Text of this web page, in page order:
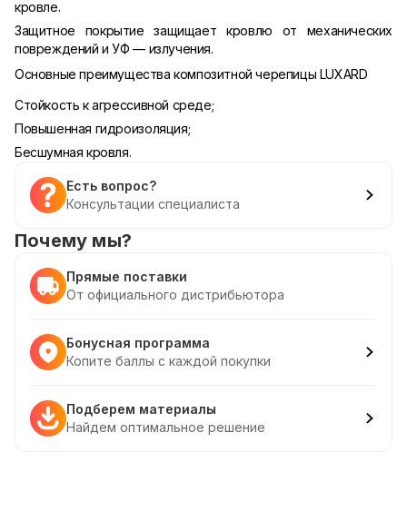
кровле.
Защитное покрытие защищает кровлю от механических
повреждений и УФ — излучения.
Основные преимущества композитной черепицы LUXARD
Стойкость к агрессивной среде;
Повышенная гидроизоляция;
Бесшумная кровля.
Есть вопрос?
Консультации специалиста
Почему мы?
Прямые поставки
От официального дистрибьютора
Бонусная программа
Копите баллы с каждой покупки
Подберем материалы
Найдем оптимальное решение